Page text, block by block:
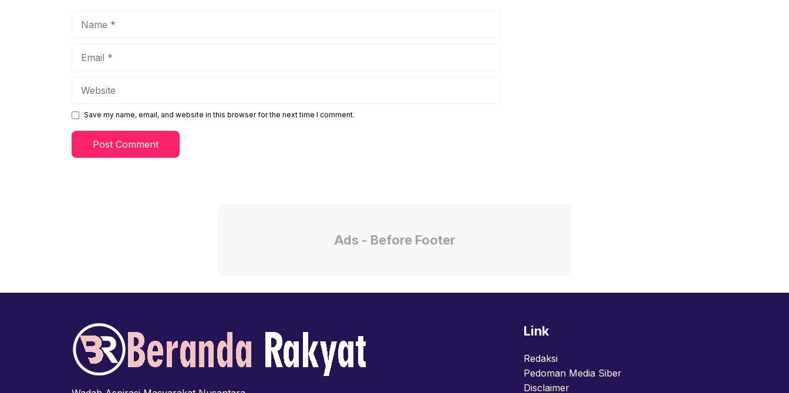
Save my name, email, and website in this browser for the next time I comment.
Ads - Before Footer
Link
Redaksi
Pedoman Media Siber
Disclaimer